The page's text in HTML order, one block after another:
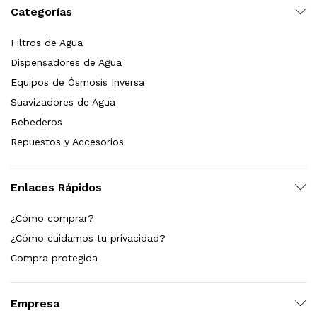
Categorías
Filtros de Agua
Dispensadores de Agua
Equipos de Ósmosis Inversa
Suavizadores de Agua
Bebederos
Repuestos y Accesorios
Enlaces Rápidos
¿Cómo comprar?
¿Cómo cuidamos tu privacidad?
Compra protegida
Empresa